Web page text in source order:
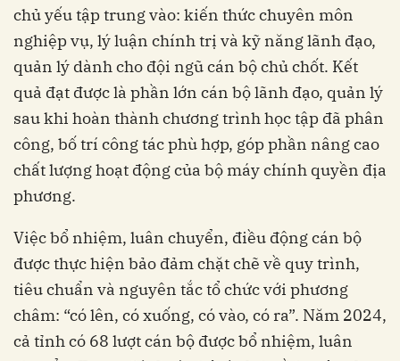
chủ yếu tập trung vào: kiến thức chuyên môn
nghiệp vụ, lý luận chính trị và kỹ năng lãnh đạo,
quản lý dành cho đội ngũ cán bộ chủ chốt. Kết
quả đạt được là phần lớn cán bộ lãnh đạo, quản lý
sau khi hoàn thành chương trình học tập đã phân
công, bố trí công tác phù hợp, góp phần nâng cao
chất lượng hoạt động của bộ máy chính quyền địa
phương.
Việc bổ nhiệm, luân chuyển, điều động cán bộ
được thực hiện bảo đảm chặt chẽ về quy trình,
tiêu chuẩn và nguyên tắc tổ chức với phương
châm: “có lên, có xuống, có vào, có ra”. Năm 2024,
cả tỉnh có 68 lượt cán bộ được bổ nhiệm, luân